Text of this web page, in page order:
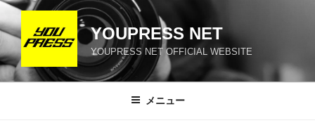
コ
ン
ン
YOUPRESS NET
YOUPRESS NET OFFICIAL WEBSITE
メニュー